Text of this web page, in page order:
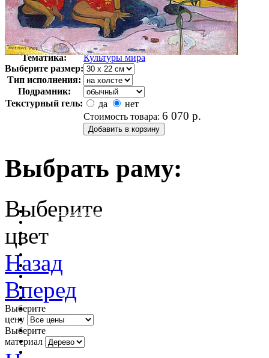
Автор:
Гоген Поль
Арт-стиль
Импрессионизм
Тематика:
Культуры мира
Выберите размер:
Тип исполнения:
Подрамник:
Текстурный гель:
да
нет
Стоимость товара: 6 070 р.
Выбрать раму:
очистить фильтр цвета
Выберите
цвет
Назад
Вперед
Выберите
цену
Выберите
материал